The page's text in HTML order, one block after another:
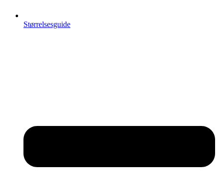
Størrelsesguide